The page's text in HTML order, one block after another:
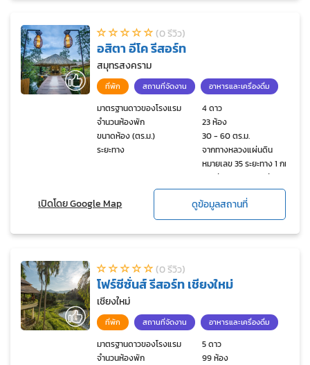
(0 รีวิว)
อสิตา อีโค รีสอร์ท
สมุทรสงคราม
ที่พัก สถานที่จัดงาน อาหารและเครื่องดื่ม
มาตรฐานดาวของโรงแรม
4 ดาว
จำนวนห้องพัก
23 ห้อง
ขนาดห้อง (ตร.ม.)
30 - 60 ตร.ม.
ระยะทาง
จากทางหลวงแผ่นดิน
หมายเลข 35 ระยะทาง 1 กม.
และห่างจากตลาดแม่กลอง 7
กม.
เปิดโดย Google Map ดูข้อมูลสถานที่
(0 รีวิว)
โฟร์ซีซั่นส์ รีสอร์ท เชียงใหม่
เชียงใหม่
ที่พัก สถานที่จัดงาน อาหารและเครื่องดื่ม
มาตรฐานดาวของโรงแรม
5 ดาว
จำนวนห้องพัก
99 ห้อง